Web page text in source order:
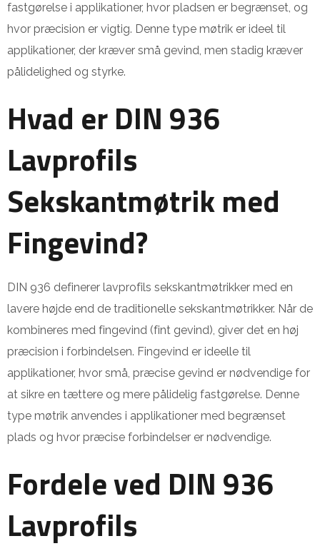
fastgørelse i applikationer, hvor pladsen er begrænset, og
hvor præcision er vigtig. Denne type møtrik er ideel til
applikationer, der kræver små gevind, men stadig kræver
pålidelighed og styrke.
Hvad er DIN 936
Lavprofils
Sekskantmøtrik med
Fingevind?
DIN 936 definerer lavprofils sekskantmøtrikker med en
lavere højde end de traditionelle sekskantmøtrikker. Når de
kombineres med fingevind (fint gevind), giver det en høj
præcision i forbindelsen. Fingevind er ideelle til
applikationer, hvor små, præcise gevind er nødvendige for
at sikre en tættere og mere pålidelig fastgørelse. Denne
type møtrik anvendes i applikationer med begrænset
plads og hvor præcise forbindelser er nødvendige.
Fordele ved DIN 936
Lavprofils